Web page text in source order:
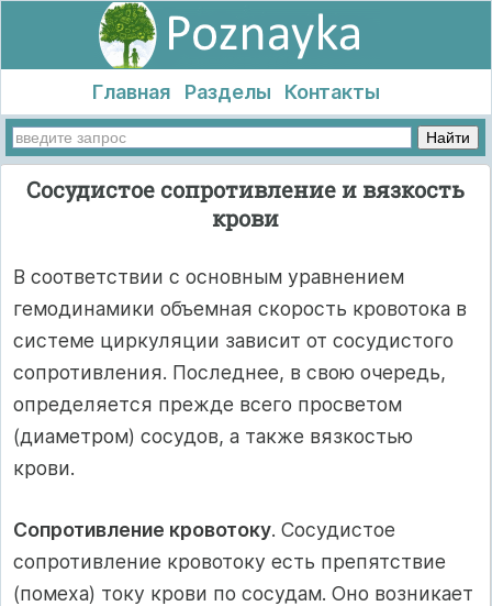
Главная Разделы Контакты
Сосудистое сопротивление и вязкость
крови
В соответствии с основным уравнением
гемодинамики объемная скорость кровотока в
системе циркуляции зависит от сосудистого
сопротивления. Последнее, в свою очередь,
определяется прежде всего просветом
(диаметром) сосудов, а также вязкостью
крови.
Сопротивление кровотоку. Сосудистое
сопротивление кровотоку есть препятствие
(помеха) току крови по сосудам. Оно возникает